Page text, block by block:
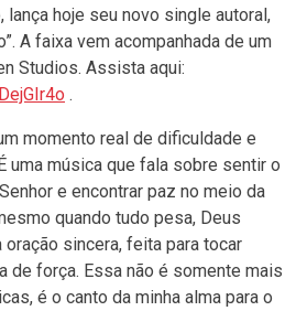
hoje seu novo single autoral,
A faixa vem acompanhada de um
Studios. Assista aqui:
.
um momento real de dificuldade e
uma música que fala sobre sentir o
e encontrar paz no meio da
quando tudo pesa, Deus
oração sincera, feita para tocar
de força. Essa não é somente mais
é o canto da minha alma para o